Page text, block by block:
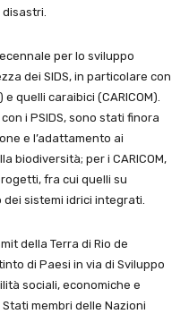
per lo sviluppo
dei SIDS, in particolare con
quelli caraibici (CARICOM).
i PSIDS, sono stati finora
e l’adattamento ai
biodiversità; per i CARICOM,
fra cui quelli su
sistemi idrici integrati.
della Terra di Rio de
di Paesi in via di Sviluppo
sociali, economiche e
membri delle Nazioni